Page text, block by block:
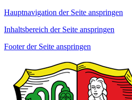
Hauptnavigation der Seite anspringen
Inhaltsbereich der Seite anspringen
Footer der Seite anspringen